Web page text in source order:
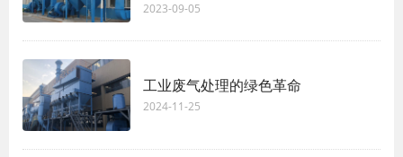
2023-09-05
工业废气处理的绿色革命
2024-11-25